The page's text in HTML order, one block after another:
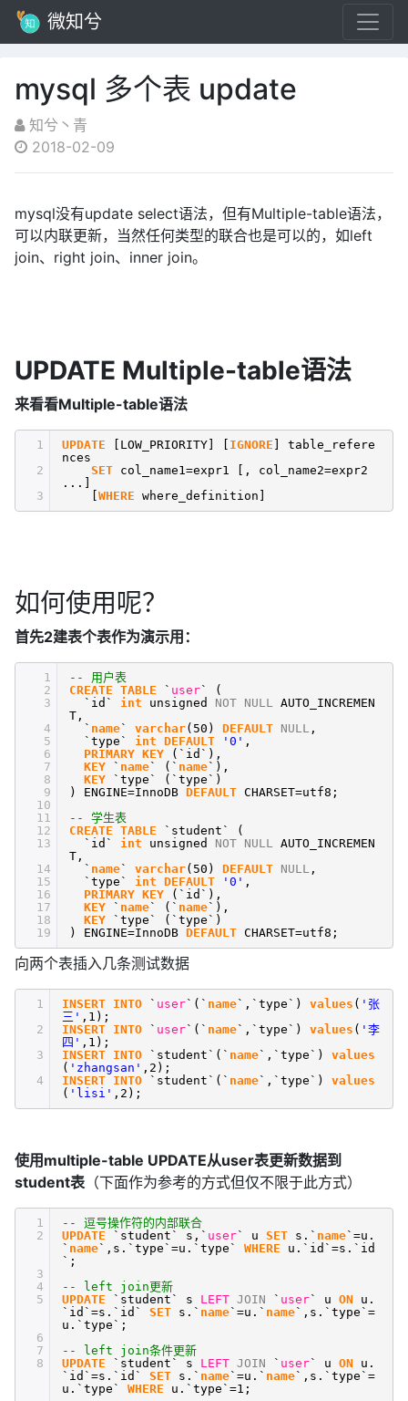
微知兮
mysql 多个表 update
知兮丶青
2018-02-09
mysql没有update select语法，但有Multiple-table语法，
可以内联更新，当然任何类型的联合也是可以的，如left
join、right join、inner join。
UPDATE Multiple-table语法
来看看Multiple-table语法
1
2
3
UPDATE [LOW_PRIORITY] [ IGNORE ] table_refere
nces
SET col_name1=expr1 [, col_name2=expr2
...]
WHERE where_definition]
如何使用呢？
首先2建表个表作为演示用：
1
2
3
4
5
6
7
8
9
10
11
12
13
14
15
16
17
18
19
-- 用户表
CREATE TABLE ` user` (
`id` int unsigned NOT NULL
AUTO_INCREMEN
T,
` name` varchar(50) DEFAULT NULL ,
`type` int DEFAULT '0' ,
PRIMARY KEY
(`id`),
KEY
` name` (` name`),
KEY
`type` (`type`)
) ENGINE=InnoDB DEFAULT CHARSET=utf8;
-- 学生表
CREATE TABLE
`student` (
`id` int unsigned NOT NULL
AUTO_INCREMEN
T,
` name` varchar(50) DEFAULT NULL ,
`type` int DEFAULT '0' ,
PRIMARY KEY
(`id`),
KEY
` name` (` name`),
KEY
`type` (`type`)
) ENGINE=InnoDB DEFAULT CHARSET=utf8;
向两个表插入几条测试数据
1
2
3
4
INSERT INTO ` user`(` name`,`type`) values ( '张
三' ,1);
INSERT INTO ` user`(` name`,`type`) values ( '李
四' ,1);
INSERT INTO `student`(` name`,`type`) values
( 'zhangsan' ,2);
INSERT INTO `student`(` name`,`type`) values
( 'lisi' ,2);
使用multiple-table UPDATE从user表更新数据到
student表 （下面作为参考的方式但仅不限于此方式）
1
2
3
4
5
6
7
8
-- 逗号操作符的内部联合
UPDATE
`student` s,` user` u SET s.` name`=u.
` name`,s.`type`=u.`type` WHERE
u.`id`=s.`id
`;
-- left join更新
UPDATE
`student` s LEFT JOIN ` user` u ON
u.
`id`=s.`id` SET s.` name`=u.` name`,s.`type`=
u.`type`;
-- left join条件更新
UPDATE
`student` s LEFT JOIN ` user` u ON
u.
`id`=s.`id` SET s.` name`=u.` name`,s.`type`=
u.`type` WHERE u.`type`=1;